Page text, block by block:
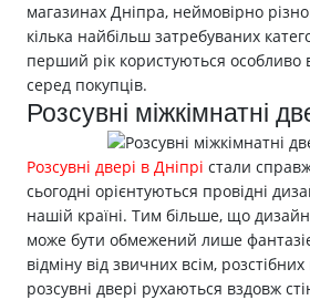
магазинах Дніпра, неймовірно
кілька найбільш затребуваних
перший рік користуються
серед покупців.
Розсувні міжкімнатні
Розсувні двері в Дніпрі стали
сьогодні орієнтуються провідні
нашій країні. Тим більше, що
може бути обмежений лише
відміну від звичних всім,
розсувні двері рухаються вздовж